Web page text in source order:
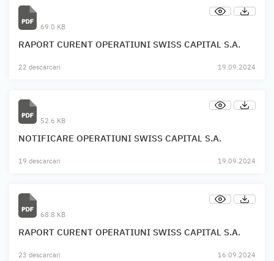
69.0 KB
RAPORT CURENT OPERATIUNI SWISS CAPITAL S.A.
22 descarcari 19.09.2024
52.6 KB
NOTIFICARE OPERATIUNI SWISS CAPITAL S.A.
19 descarcari 19.09.2024
68.8 KB
RAPORT CURENT OPERATIUNI SWISS CAPITAL S.A.
23 descarcari 16.09.2024